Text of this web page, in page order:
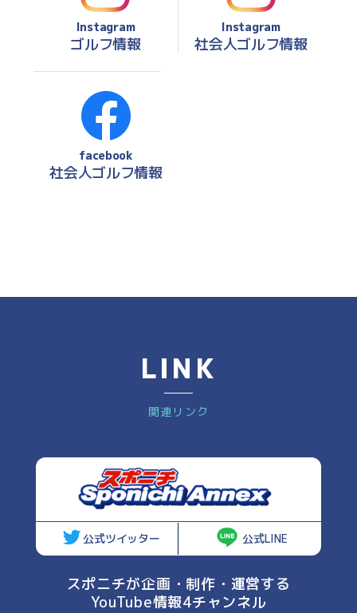
Instagram
ゴルフ情報
Instagram
社会人ゴルフ情報
facebook
社会人ゴルフ情報
LINK
関連リンク
公式ツイッター 公式LINE
スポニチが企画・制作・運営する
YouTube情報4チャンネル